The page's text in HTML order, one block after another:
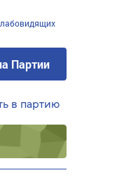
Партии
в партию